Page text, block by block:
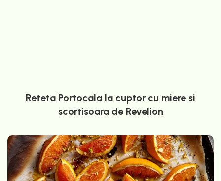
Reteta Portocala la cuptor cu miere si
scortisoara de Revelion